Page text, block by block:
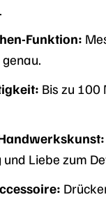
Funktion:
Bis zu 100
Liebe zum